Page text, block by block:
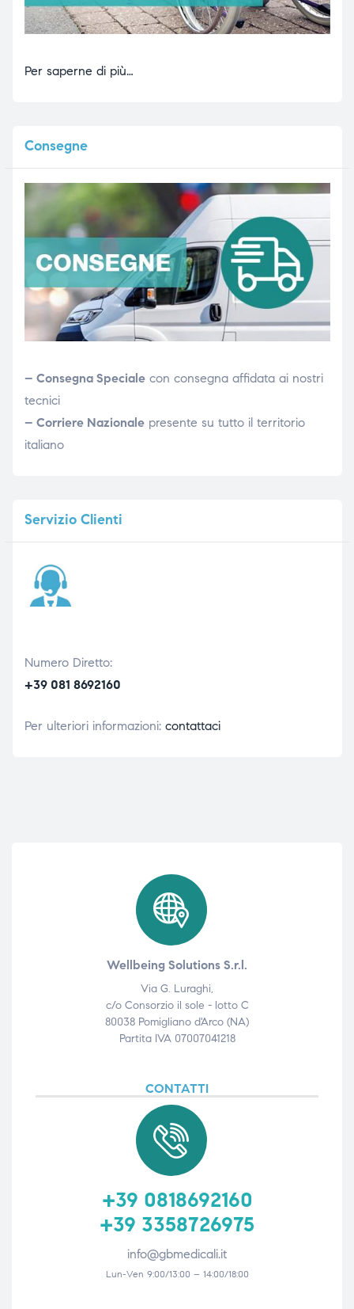
Per saperne di più…
Consegne
– Consegna Specialecon consegna affidata ai nostri
tecnici
– Corriere Nazionalepresente su tutto il territorio
italiano
ServizioClienti
Numero Diretto:
+39 081 8692160
Per ulteriori informazioni: contattaci
Wellbeing Solutions S.r.l.
Via G. Luraghi,
c/o Consorzio il sole - lotto C
80038 Pomigliano d'Arco (NA)
Partita IVA 07007041218
CONTATTI
+39 0818692160
+39 3358726975
info@gbmedicali.it
Lun-Ven 9:00/13:00 – 14:00/18:00